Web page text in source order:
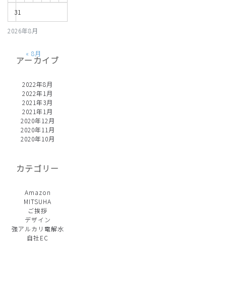
2026年8月
31
« 8月
アーカイブ
2022年8月
2022年1月
2021年3月
2021年1月
2020年12月
2020年11月
2020年10月
カテゴリー
Amazon
MITSUHA
ご挨拶
デザイン
強アルカリ電解水
自社EC